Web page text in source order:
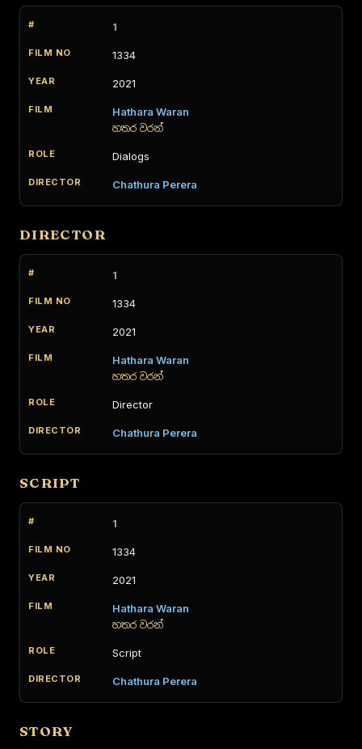
1
1334
2021
Hathara Waran
හතර වරන්
Dialogs
Chathura Perera
DIRECTOR
1
1334
2021
Hathara Waran
හතර වරන්
Director
Chathura Perera
SCRIPT
1
1334
2021
Hathara Waran
හතර වරන්
Script
Chathura Perera
STORY